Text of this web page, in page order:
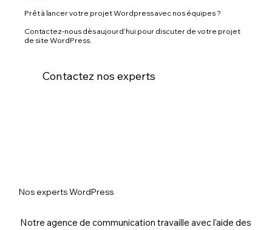
Prêt à lancer votre projet Wordpress avec nos équipes ?
Contactez-nous dès aujourd’hui pour discuter de votre projet
de site WordPress.
Contactez nos experts
Nos experts WordPress
Notre agence de communication travaille avec l'aide des